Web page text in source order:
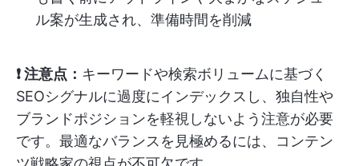
ル案が生成され、準備時間を削減
❗ 注意点： キーワードや検索ボリュームに基づく
SEOシグナルに過度にインデックスし、独自性や
ブランドポジションを軽視しないよう注意が必要
です。最適なバランスを見極めるには、コンテン